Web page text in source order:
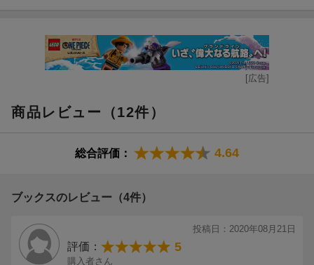
第4章 特別養子縁組を決める
希望に向かって
厳しいトレーニングを乗り越えて
両親やきょうだいの反応
さあ、私の出番
どの団体を選ぶか
家庭調査、そして待機へ
マッチングはどのように
1回目の打診
ていたものです）
[広告]
商品レビュー（12件）
総合評価： 4.64
ブックスのレビュー（4件）
投稿日：2020年08月21日
評価： 5
購入者さん